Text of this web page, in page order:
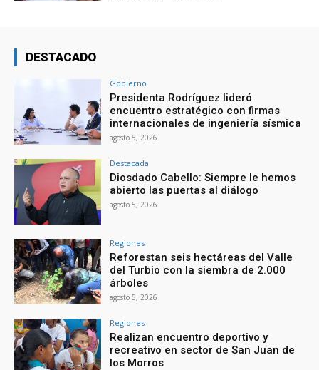
DESTACADO
Gobierno
Presidenta Rodríguez lideró
encuentro estratégico con firmas
internacionales de ingeniería sísmica
agosto 5, 2026
Destacada
Diosdado Cabello: Siempre le hemos
abierto las puertas al diálogo
agosto 5, 2026
Regiones
Reforestan seis hectáreas del Valle
del Turbio con la siembra de 2.000
árboles
agosto 5, 2026
Regiones
Realizan encuentro deportivo y
recreativo en sector de San Juan de
los Morros